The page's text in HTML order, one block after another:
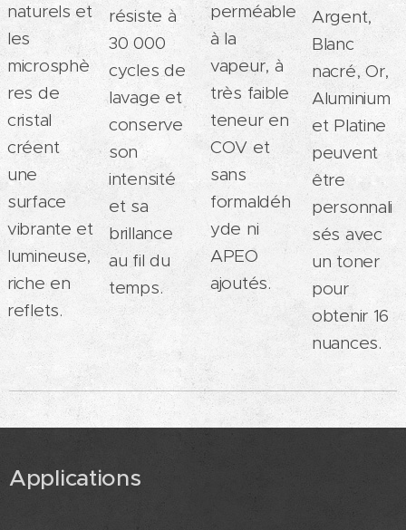
naturels et
les
microsphè
res de
cristal
créent
une
surface
vibrante et
lumineuse,
riche en
reflets.
résiste à
30 000
cycles de
lavage et
conserve
son
intensité
et sa
brillance
au fil du
temps.
perméable
à la
vapeur, à
très faible
teneur en
COV et
sans
formaldéh
yde ni
APEO
ajoutés.
Argent,
Blanc
nacré, Or,
Aluminium
et Platine
peuvent
être
personnali
sés avec
un toner
pour
obtenir 16
nuances.
Applications